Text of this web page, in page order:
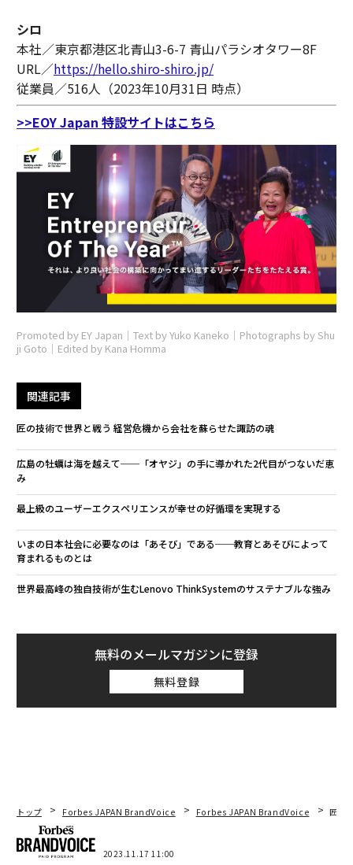
シロ
本社／東京都港区北青山3-6-7 青山パラシオタワー8F
URL／https://hello.shiro-shiro.jp/
従業員／516人（2023年10月31日 時点）
>>EOY Japan 特設サイトはこちら
Promoted by EY Japan｜Text by Yuko Kaneko｜Photographs by Shu
ji Goto｜Edited by Kana Homma
関連記事
匠の技術で世界と戦う 経営危機から会社を蘇らせた諏訪の魂
広島の牡蠣は海を越えて──「オヤジ」の手に導かれた2代目がつないだ恵
み
最上級のユーザーエクスペリエンスが幸せの好循環を実現する
いまの日本社会に必要なのは「あそび」である──教育とあそびによって
育まれるものとは
世界最高峰の独自技術が生むLenovo ThinkSystemのサステナブルな強み
無料のメールマガジンに登録
無料登録
トップ Forbes JAPAN BrandVoice Forbes JAPAN BrandVoice 匠の
2023.11.17 11:00